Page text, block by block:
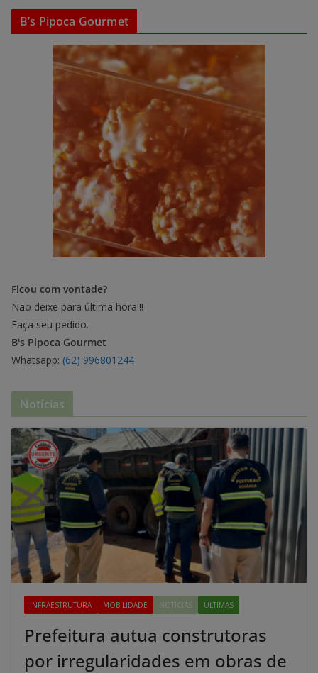
B’s Pipoca Gourmet
Ficou com vontade?
Não deixe para última hora!!!
Faça seu pedido.
B's Pipoca Gourmet
Whatsapp: (62) 996801244
Notícias
INFRAESTRUTURA MOBILIDADE NOTÍCIAS ÚLTIMAS
Prefeitura autua construtoras
por irregularidades em obras de